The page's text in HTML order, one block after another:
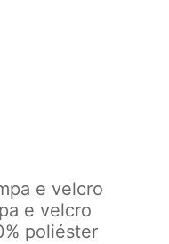
e velcro
e velcro
poliéster